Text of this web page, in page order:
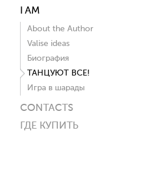
I AM
About the Author
Valise ideas
Биография
ТАНЦУЮТ ВСЕ!
Игра в шарады
CONTACTS
ГДЕ КУПИТЬ